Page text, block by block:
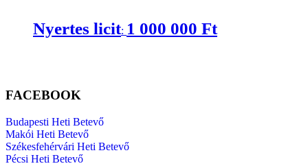
Nyertes licit: 1 000 000 Ft
FACEBOOK
Budapesti Heti Betevő
Makói Heti Betevő
Székesfehérvári Heti Betevő
Pécsi Heti Betevő